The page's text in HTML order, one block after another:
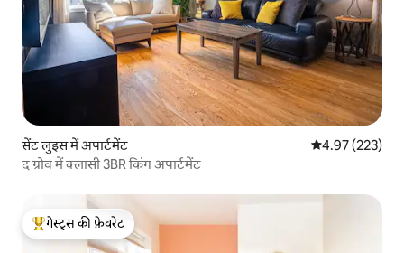
सेंट लुइस में अपार्टमेंट औसत रेटिंग 5 में से
4.97 (223)
द ग्रोव में क्लासी 3BR किंग अपार्टमेंट
गेस्ट्स का टॉप फ़ेवरेट
गेस्ट्स की फ़ेवरेट